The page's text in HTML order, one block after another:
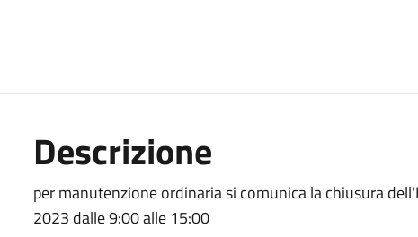
Descrizione
per manutenzione ordinaria si comunica la chiusura
2023 dalle 9:00 alle 15:00